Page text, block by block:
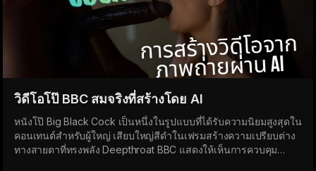
วิดีโอโป๊ BBC สมจริงที่สร้างโดย AI
หนังโป๊ Big Black Cock เป็นหนึ่งในรูปแบบที่ได้รับความนิยมสูงสุดใน
คอนเทนต์สำหรับผู้ใหญ่ เสียบใหญ่สีดำในเฟรมสร้างความเปรียบต่าง
ทางสายตาที่ทรงพลัง Deepthroat BBC แสดงให้เห็นการควบคุม